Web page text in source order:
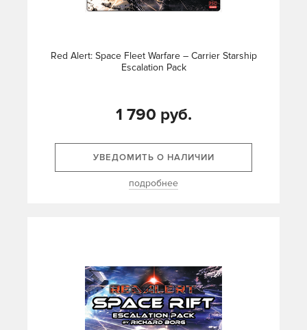
Red Alert: Space Fleet Warfare – Carrier Starship
Escalation Pack
1 790 руб.
УВЕДОМИТЬ О НАЛИЧИИ
подробнее